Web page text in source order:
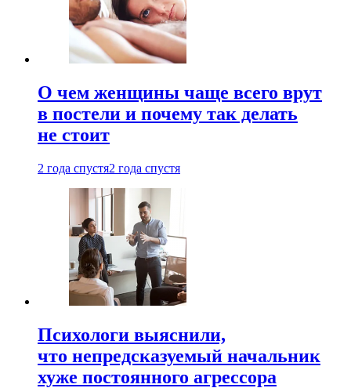
О чем женщины чаще всего врут
в постели и почему так делать
не стоит
2 года спустя2 года спустя
Психологи выяснили,
что непредсказуемый начальник
хуже постоянного агрессора